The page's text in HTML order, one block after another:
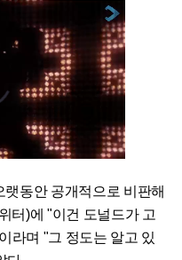
동안 공개적으로 비판해
터)에 "이건 도널드가 고
라며 "그 정도는 알고 있